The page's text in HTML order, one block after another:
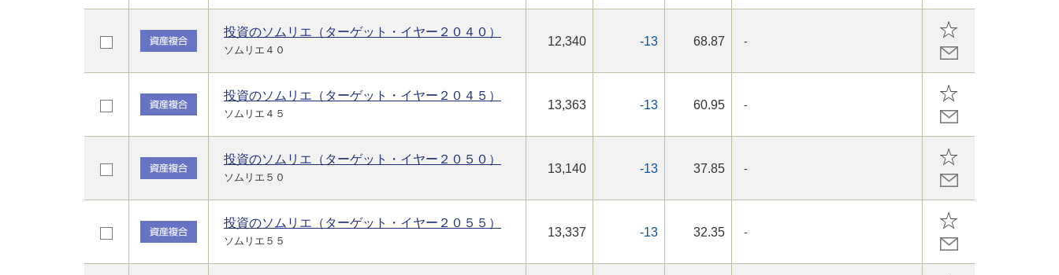
投資のソムリエ（ターゲット・イヤー２０４０）
ソムリエ４０
12,340 -13 68.87 -
投資のソムリエ（ターゲット・イヤー２０４５）
ソムリエ４５
13,363 -13 60.95 -
投資のソムリエ（ターゲット・イヤー２０５０）
ソムリエ５０
13,140 -13 37.85 -
投資のソムリエ（ターゲット・イヤー２０５５）
ソムリエ５５
13,337 -13 32.35 -